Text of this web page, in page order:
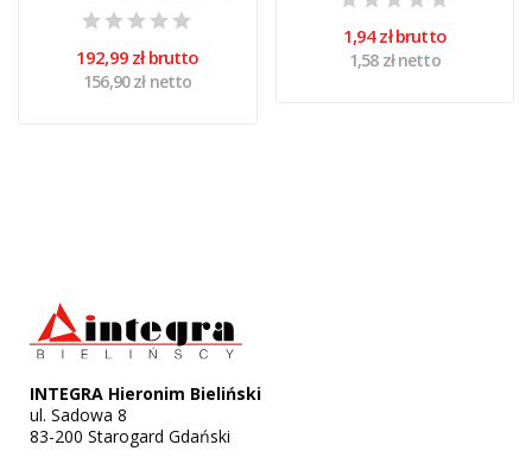
192,99 zł brutto
156,90 zł netto
1,94 zł brutto
1,58 zł netto
INTEGRA Hieronim Bieliński
ul. Sadowa 8
83-200 Starogard Gdański